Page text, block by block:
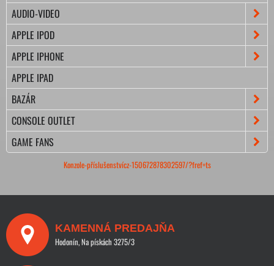
AUDIO-VIDEO
APPLE IPOD
APPLE IPHONE
APPLE IPAD
BAZÁR
CONSOLE OUTLET
GAME FANS
Konzole-příslušenstvícz-150672878302597/?fref=ts
KAMENNÁ PREDAJŇA
Hodonín, Na pískách 3275/3